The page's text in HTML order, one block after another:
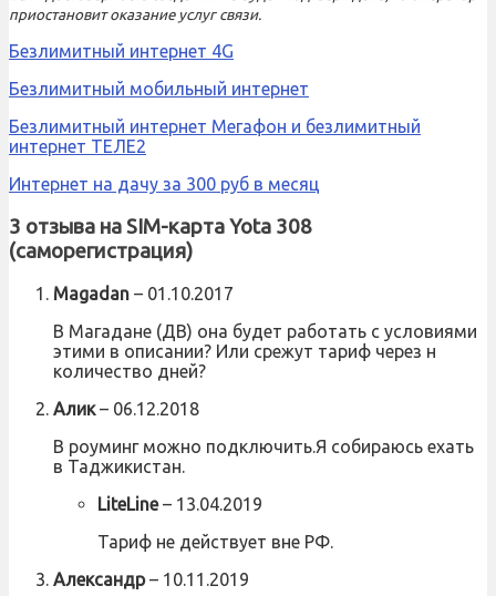
приостановит оказание услуг связи.
Безлимитный интернет 4G
Безлимитный мобильный интернет
Безлимитный интернет Мегафон и безлимитный
интернет ТЕЛЕ2
Интернет на дачу за 300 руб в месяц
3 отзыва наSIM-карта Yota 308
(саморегистрация)
Magadan – 01.10.2017
В Магадане (ДВ) она будет работать с условиями
этими в описании? Или срежут тариф через н
количество дней?
Алик– 06.12.2018
В роуминг можно подключить.Я собираюсь ехать
в Таджикистан.
LiteLine– 13.04.2019
Тариф не действует вне РФ.
Александр– 10.11.2019